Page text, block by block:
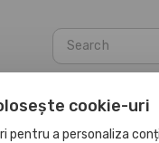
Tools
cookie-uri
pentru a personaliza